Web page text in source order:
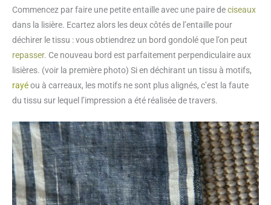
Commencez par faire une petite entaille avec une paire deciseaux
dans la lisière. Ecartez alors les deux côtés de l’entaille pour
déchirer le tissu : vous obtiendrez un bord gondolé que l’on peut
repasser. Ce nouveau bord est parfaitement perpendiculaire aux
lisières. (voir la première photo) Si en déchirant un tissu à motifs,
rayéou à carreaux, les motifs ne sont plus alignés, c’est la faute
du tissu sur lequel l’impression a été réalisée de travers.